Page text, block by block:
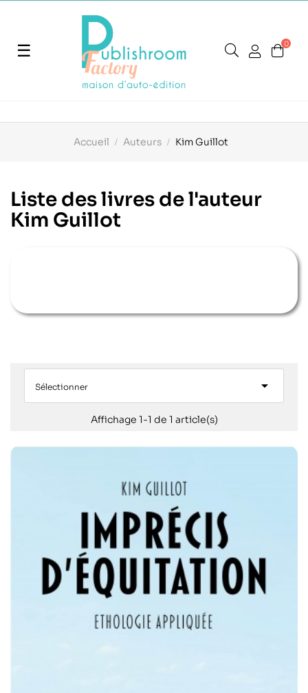
Basculer
navigation
☰ 0
Accueil Auteurs Kim Guillot
Liste des livres de l'auteur
Kim Guillot
Sélectionner 
Affichage 1-1 de 1 article(s)